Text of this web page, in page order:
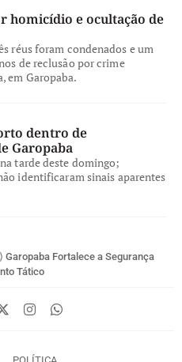
homicídio e ocultação de
réus foram condenados e um
de reclusão por crime
em Garopaba.
dentro de
Garopaba
tarde deste domingo;
identificaram sinais aparentes
⟩ Garopaba Fortalece a Segurança
Tático